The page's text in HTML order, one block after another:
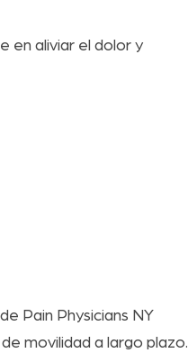
en aliviar el dolor y
Pain Physicians NY
movilidad a largo plazo.